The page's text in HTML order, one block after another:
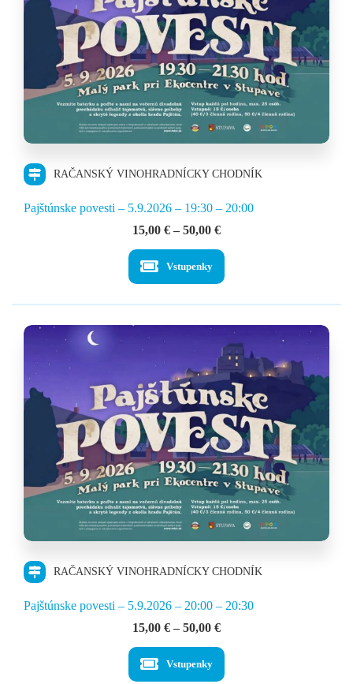
RAČANSKÝ VINOHRADNÍCKY CHODNÍK
Pajštúnske povesti – 5.9.2026 – 19:30 – 20:00
15,00 € – 50,00 €Price
15,00 €
50,00 €
Vstupenky
RAČANSKÝ VINOHRADNÍCKY CHODNÍK
Pajštúnske povesti – 5.9.2026 – 20:00 – 20:30
15,00 € – 50,00 €Price
15,00 €
Vstupenky